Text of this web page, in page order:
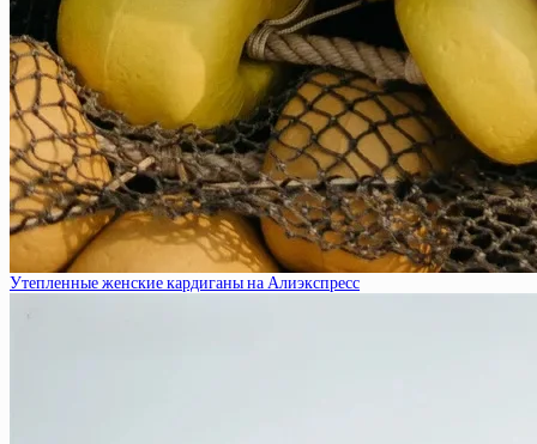
Утепленные женские кардиганы на Алиэкспресс